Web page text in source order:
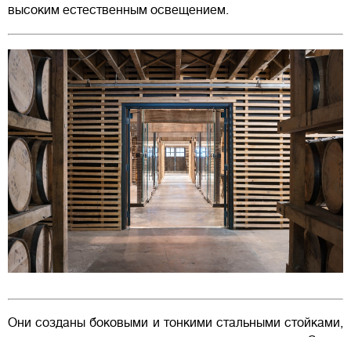
высоким естественным освещением.
Они созданы боковыми и тонкими стальными стойками,